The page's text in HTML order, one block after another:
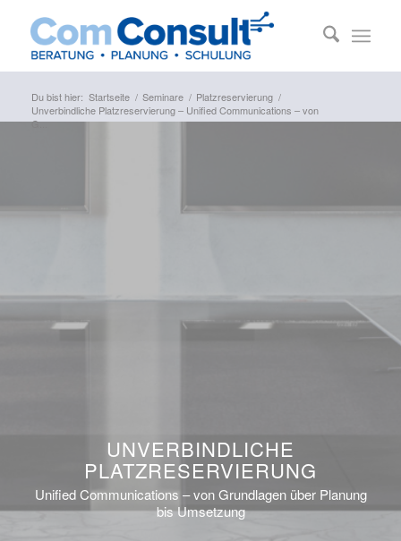
Du bist hier: Startseite / Seminare / Platzreservierung /
Unverbindliche Platzreservierung – Unified Communications – von
G...
UNVERBINDLICHE
PLATZRESERVIERUNG
Unified Communications – von Grundlagen über Planung
bis Umsetzung